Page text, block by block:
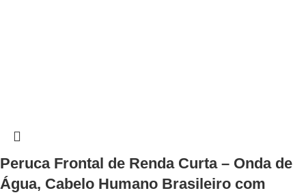
Peruca Frontal de Renda Curta – Onda de
Água, Cabelo Humano Brasileiro com